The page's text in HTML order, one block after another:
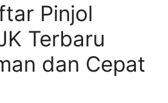
Pinjol
Terbaru
dan Cepat